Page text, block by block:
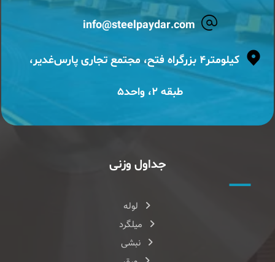
info@steelpaydar.com
کیلومتر۴ بزرگراه فتح، مجتمع تجاری پارس‌غدیر،
طبقه ۲، واحد۵
جداول وزنی
لوله
میلگرد
نبشی